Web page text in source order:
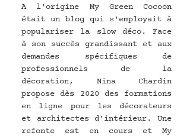
A l'origine My Green Cocoon
était un blog qui s'employait à
populariser la slow déco. Face
à son succès grandissant et aux
demandes spécifiques de
professionnels de la
décoration, Nina Chardin
propose dès 2020 des formations
en ligne pour les décorateurs
et architectes d'intérieur. Une
refonte est en cours et My